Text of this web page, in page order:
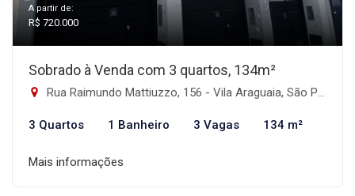
A partir de:
R$ 720.000
Sobrado à Venda com 3 quartos, 134m²
Rua Raimundo Mattiuzzo, 156 - Vila Araguaia, São Paulo-SP
3 Quartos 1 Banheiro 3 Vagas 134 m²
Mais informações